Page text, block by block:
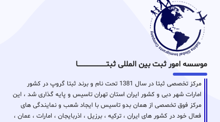
موسسه امور ثبت بین المللی ثبتـــــــــــــــــــــــــــــا
مرکز تخصصی ثبتا در سال 1381 تحت نام و برند ثبتا گروپ در کشور
امارات شهر دبی و کشور ایران استان تهران تاسیس و پایه گذاری شد ، این
مرکز فوق تخصصی از همان بدو تاسیس با ایجاد شعب و نمایندگی های
فعال خود در کشور های ایران ، ترکیه ، برزیل ، اذربایجان ، امارات ، عمان ،